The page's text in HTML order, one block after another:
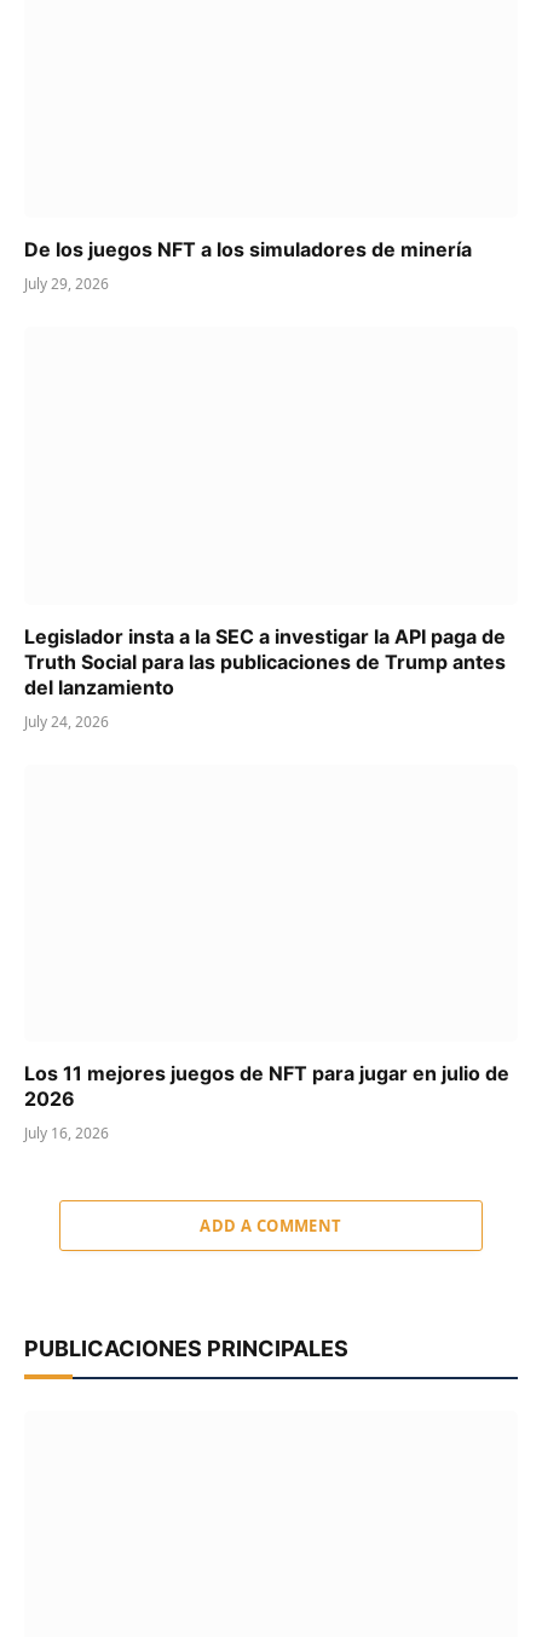
De los juegos NFT a los simuladores de minería
July 29, 2026
Legislador insta a la SEC a investigar la API paga de
Truth Social para las publicaciones de Trump antes
del lanzamiento
July 24, 2026
Los 11 mejores juegos de NFT para jugar en julio de
2026
July 16, 2026
ADD A COMMENT
PUBLICACIONES PRINCIPALES